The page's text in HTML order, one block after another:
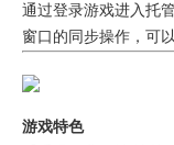
通过登录游戏进入托
窗口的同步操作，可
游戏特色